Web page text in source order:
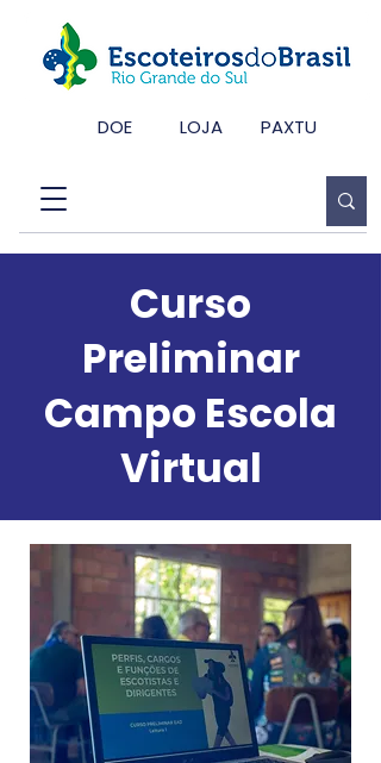
DOE LOJA PAXTU
Curso
Preliminar
Campo Escola
Virtual